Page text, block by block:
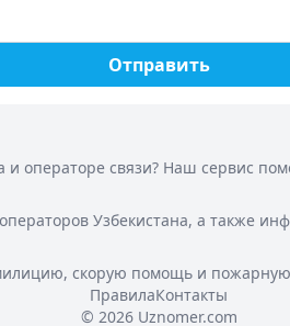
Отправить
операторе связи? Наш сервис
Узбекистана, а также
скорую помощь и пожарную
ПравилаКонтакты
© 2026 Uznomer.com